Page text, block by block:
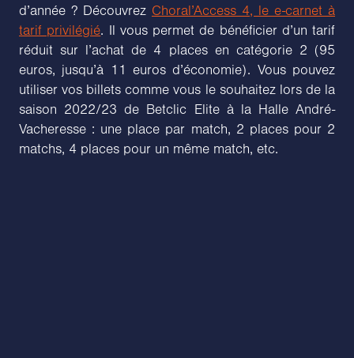
d’année ? Découvrez Choral’Access 4, le e-carnet à
tarif privilégié. Il vous permet de bénéficier d’un tarif
réduit sur l’achat de 4 places en catégorie 2 (95
euros, jusqu’à 11 euros d’économie). Vous pouvez
utiliser vos billets comme vous le souhaitez lors de la
saison 2022/23 de Betclic Elite à la Halle André-
Vacheresse : une place par match, 2 places pour 2
matchs, 4 places pour un même match, etc.